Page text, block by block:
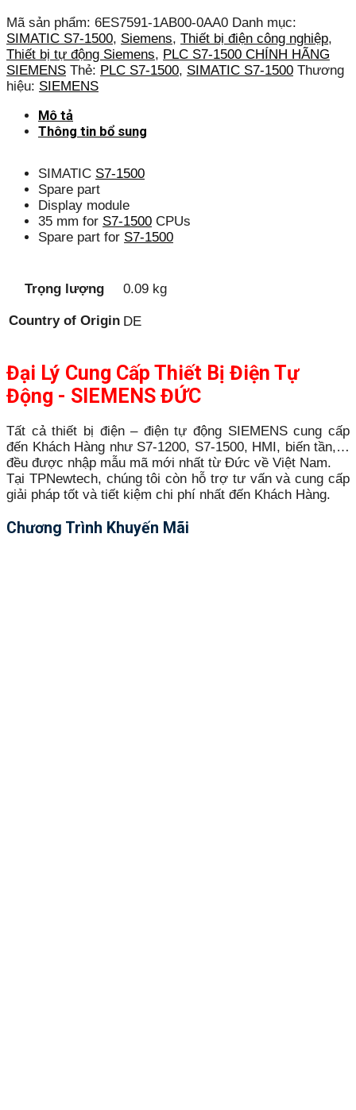
Mã sản phẩm: 6ES7591-1AB00-0AA0 Danh mục:
SIMATIC S7-1500, Siemens, Thiết bị điện công nghiệp,
Thiết bị tự động Siemens, PLC S7-1500 CHÍNH HÃNG
SIEMENS Thẻ: PLC S7-1500, SIMATIC S7-1500 Thương
hiệu: SIEMENS
Mô tả
Thông tin bổ sung
SIMATIC S7-1500
Spare part
Display module
35 mm for S7-1500 CPUs
Spare part for S7-1500
Trọng lượng 0.09 kg
Country of Origin DE
Đại Lý Cung Cấp Thiết Bị Điện Tự
Động - SIEMENS ĐỨC
Tất cả thiết bị điện – điện tự động SIEMENS cung cấp
đến Khách Hàng như S7-1200, S7-1500, HMI, biến tần,…
đều được nhập mẫu mã mới nhất từ Đức về Việt Nam.
Tại TPNewtech, chúng tôi còn hỗ trợ tư vấn và cung cấp
giải pháp tốt và tiết kiệm chi phí nhất đến Khách Hàng.
Chương Trình Khuyến Mãi